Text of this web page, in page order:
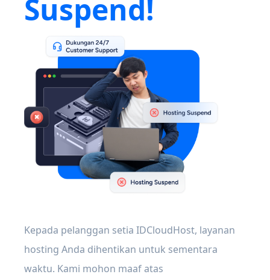
Suspend!
Kepada pelanggan setia IDCloudHost, layanan
hosting Anda dihentikan untuk sementara
waktu. Kami mohon maaf atas